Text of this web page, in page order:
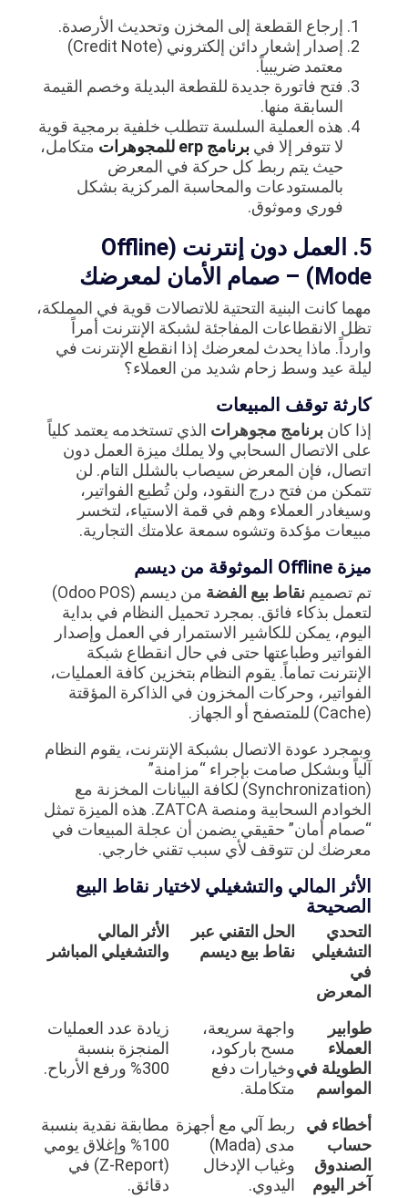
إرجاع القطعة إلى المخزن وتحديث الأرصدة.
إصدار إشعار دائن إلكتروني (Credit Note)
معتمد ضريبياً.
فتح فاتورة جديدة للقطعة البديلة وخصم القيمة
السابقة منها.
هذه العملية السلسة تتطلب خلفية برمجية قوية
لا تتوفر إلا في برنامج erp للمجوهرات
متكامل،
حيث يتم ربط كل حركة في المعرض
بالمستودعات والمحاسبة المركزية بشكل
فوري وموثوق.
5. العمل دون إنترنت (Offline
Mode) – صمام الأمان لمعرضك
مهما كانت البنية التحتية للاتصالات قوية في المملكة،
تظل الانقطاعات المفاجئة لشبكة الإنترنت أمراً
وارداً. ماذا يحدث لمعرضك إذا انقطع الإنترنت في
ليلة عيد وسط زحام شديد من العملاء؟
كارثة توقف المبيعات
إذا كان برنامج مجوهرات الذي تستخدمه يعتمد كلياً
على الاتصال السحابي ولا يملك ميزة العمل دون
اتصال، فإن المعرض سيصاب بالشلل التام. لن
تتمكن من فتح درج النقود، ولن تُطبع الفواتير،
وسيغادر العملاء وهم في قمة الاستياء، لتخسر
مبيعات مؤكدة وتشوه سمعة علامتك التجارية.
ميزة Offline الموثوقة من ديسم
تم تصميم نقاط بيع الفضة
من ديسم (Odoo POS)
لتعمل بذكاء فائق. بمجرد تحميل النظام في بداية
اليوم، يمكن للكاشير الاستمرار في العمل وإصدار
الفواتير وطباعتها حتى في حال انقطاع شبكة
الإنترنت تماماً. يقوم النظام بتخزين كافة العمليات،
الفواتير، وحركات المخزون في الذاكرة المؤقتة
(Cache) للمتصفح أو الجهاز.
وبمجرد عودة الاتصال بشبكة الإنترنت، يقوم النظام
آلياً وبشكل صامت بإجراء “مزامنة”
(Synchronization) لكافة البيانات المخزنة مع
الخوادم السحابية ومنصة ZATCA. هذه الميزة تمثل
“صمام أمان” حقيقي يضمن أن عجلة المبيعات في
معرضك لن تتوقف لأي سبب تقني خارجي.
الأثر المالي والتشغيلي لاختيار نقاط البيع
الصحيحة
التحدي
التشغيلي
في
المعرض
الحل التقني عبر
نقاط بيع ديسم
الأثر المالي
والتشغيلي المباشر
طوابير
العملاء
الطويلة في
المواسم
واجهة سريعة،
مسح باركود،
وخيارات دفع
متكاملة.
زيادة عدد العمليات
المنجزة بنسبة
300% ورفع الأرباح.
أخطاء في
حساب
الصندوق
آخر اليوم
ربط آلي مع أجهزة
مدى (Mada)
وغياب الإدخال
اليدوي.
مطابقة نقدية بنسبة
100% وإغلاق يومي
(Z-Report) في
دقائق.